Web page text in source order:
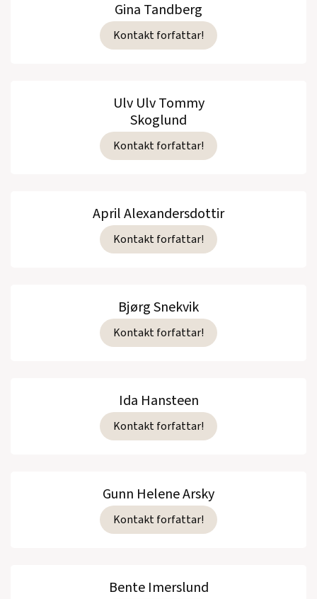
Gina Tandberg
Kontakt forfattar!
Ulv Ulv Tommy
Skoglund
Kontakt forfattar!
April Alexandersdottir
Kontakt forfattar!
Bjørg Snekvik
Kontakt forfattar!
Ida Hansteen
Kontakt forfattar!
Gunn Helene Arsky
Kontakt forfattar!
Bente Imerslund